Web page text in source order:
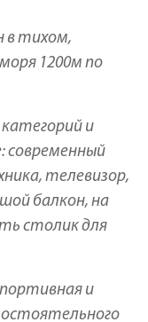
в тихом,
1200м по
категорий и
современный
телевизор,
балкон, на
столик для
и